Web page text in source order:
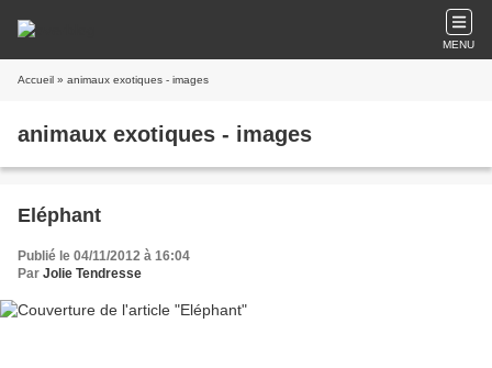
MENU
Accueil » animaux exotiques - images
animaux exotiques - images
Eléphant
Publié le 04/11/2012 à 16:04
Par Jolie Tendresse